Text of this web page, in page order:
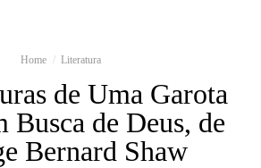
Home / Literatura
de Uma Garota
Busca de Deus, de
Bernard Shaw